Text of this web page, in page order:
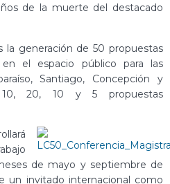
de la muerte del destacado
la generación de 50 propuestas
el espacio público para las
Santiago, Concepción y
20, 10 y 5 propuestas
de mayo y septiembre de
un invitado internacional como